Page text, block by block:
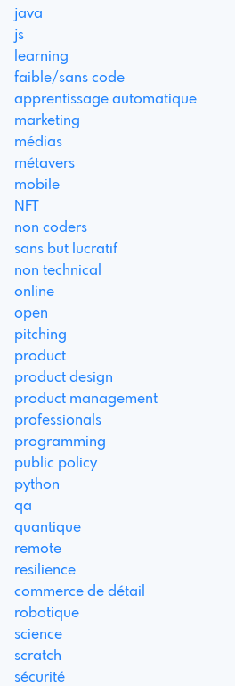
java
js
learning
faible/sans code
apprentissage automatique
marketing
médias
métavers
mobile
NFT
non coders
sans but lucratif
non technical
online
open
pitching
product
product design
product management
professionals
programming
public policy
python
qa
quantique
remote
resilience
commerce de détail
robotique
science
scratch
sécurité